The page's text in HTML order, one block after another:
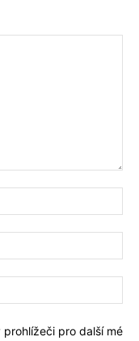
pro další mé